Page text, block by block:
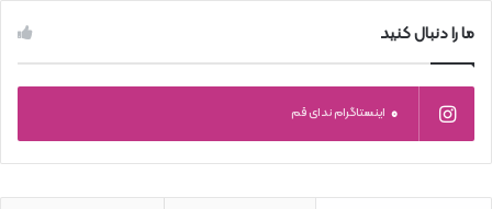
ما را دنبال کنید
0 اینستاگرام ندای قم